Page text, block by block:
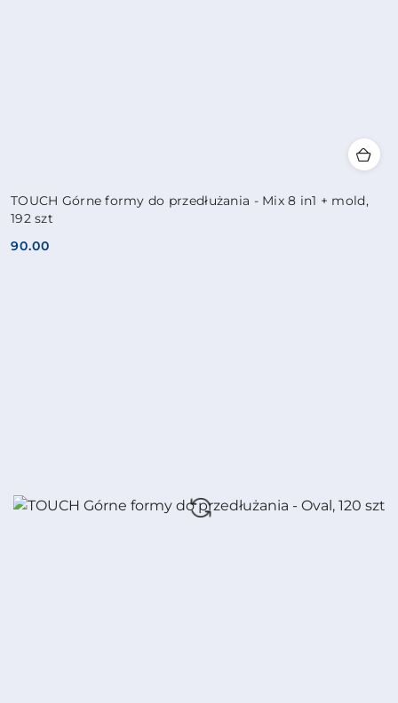
TOUCH Górne formy do przedłużania - Mix 8 in1 + mold,
192 szt
Cena:
90.00